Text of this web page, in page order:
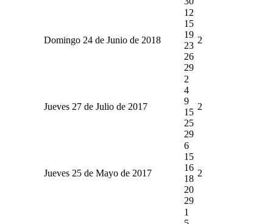
Domingo 24 de Junio de 2018
12
15
19
23
26
29
2
Jueves 27 de Julio de 2017
2
4
9
15
25
29
2
Jueves 25 de Mayo de 2017
6
15
16
18
20
29
2
1